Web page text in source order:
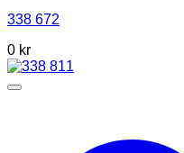
338 672
0 kr